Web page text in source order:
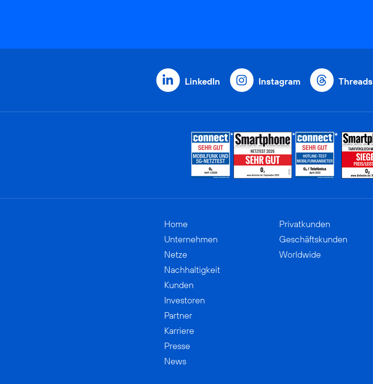
LinkedIn Instagram Threads
Home
Unternehmen
Netze
Nachhaltigkeit
Kunden
Investoren
Partner
Karriere
Presse
News
Privatkunden
Geschäftskunden
Worldwide